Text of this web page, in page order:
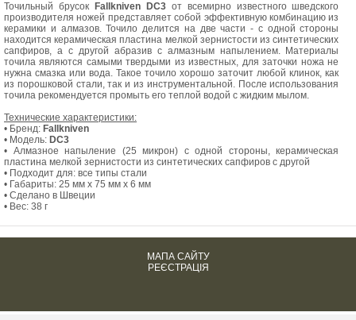
Точильный брусок Fallkniven DC3от всемирно известного шведского
производителя ножей представляет собой эффективную комбинацию из
керамики и алмазов. Точило делится на две части - с одной стороны
находится керамическая пластина мелкой зернистости из синтетических
сапфиров, а с другой абразив с алмазным напылением. Материалы
точила являются самыми твердыми из известных, для заточки ножа не
нужна смазка или вода. Такое точило хорошо заточит любой клинок, как
из порошковой стали, так и из инструментальной. После использования
точила рекомендуется промыть его теплой водой с жидким мылом.
Технические характеристики:
• Бренд: Fallkniven
• Модель: DC3
• Алмазное напыление (25 микрон) с одной стороны, керамическая
пластина мелкой зернистости из синтетических сапфиров с другой
• Подходит для: все типы стали
• Габариты: 25 мм x 75 мм x 6 мм
• Сделано в Швеции
• Вес: 38 г
МАПА САЙТУ
РЕЄСТРАЦІЯ